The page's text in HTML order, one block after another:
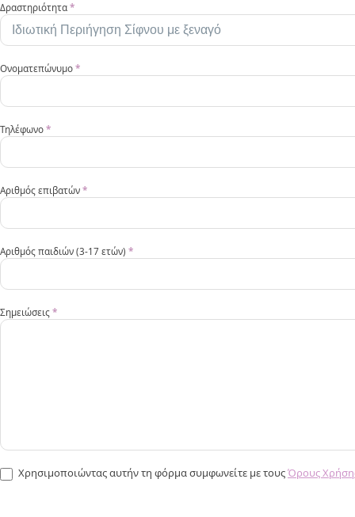
Activities
GR
Δραστηριότητα*
Ονοματεπώνυμο*
Τηλέφωνο*
Αριθμός επιβατών*
Αριθμός παιδιών (3-17 ετών) *
Σημειώσεις*
Χρησιμοποιώντας αυτήν τη φόρμα συμφωνείτε με τουςΌρους